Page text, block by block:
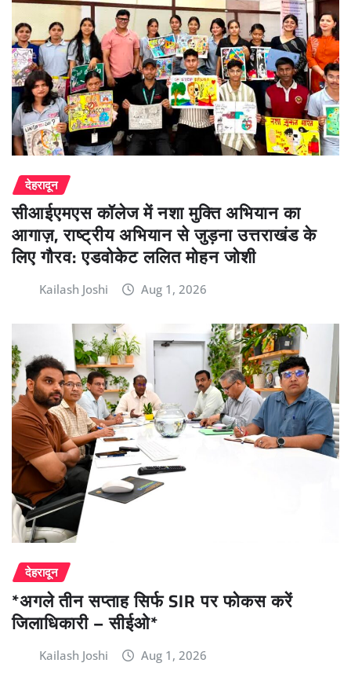
देहरादून
सीआईएमएस कॉलेज में नशा मुक्ति अभियान का
आगाज़, राष्ट्रीय अभियान से जुड़ना उत्तराखंड के
लिए गौरव: एडवोकेट ललित मोहन जोशी
Kailash Joshi Aug 1, 2026
देहरादून
*अगले तीन सप्ताह सिर्फ SIR पर फोकस करें
जिलाधिकारी – सीईओ*
Kailash Joshi Aug 1, 2026